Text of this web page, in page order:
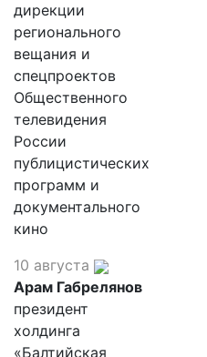
дирекции
регионального
вещания и
спецпроектов
Общественного
телевидения
России
публицистических
программ и
документального
кино
10 августа
Арам Габрелянов
президент
холдинга
«Балтийская